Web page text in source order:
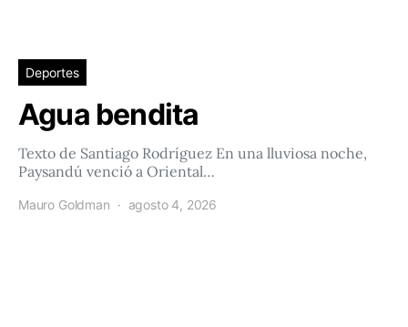
Deportes
Agua bendita
Texto de Santiago Rodríguez En una lluviosa noche,
Paysandú venció a Oriental…
Mauro Goldman agosto 4, 2026